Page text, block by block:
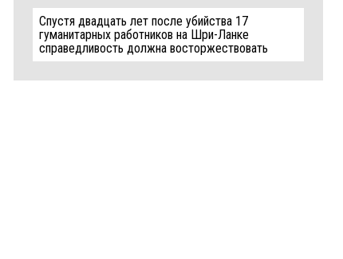
Спустя двадцать лет после убийства 17
гуманитарных работников на Шри-Ланке
справедливость должна восторжествовать